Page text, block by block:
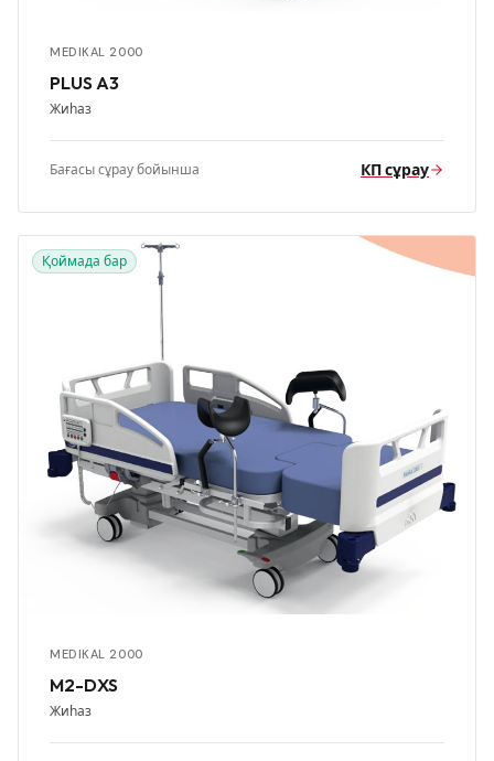
MEDIKAL 2000
PLUS A3
Жиһаз
Бағасы сұрау бойынша КП сұрау
Қоймада бар
MEDIKAL 2000
M2-DXS
Жиһаз